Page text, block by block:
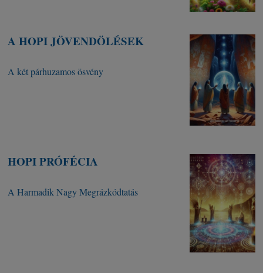
A HOPI JÖVENDÖLÉSEK
A két párhuzamos ösvény
HOPI PRÓFÉCIA
A Harmadik Nagy Megrázkódtatás